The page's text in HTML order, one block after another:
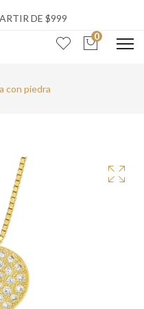
DE $999
0
con piedra